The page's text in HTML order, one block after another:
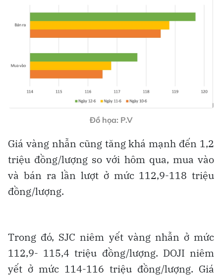
Đồ họa: P.V
Giá vàng nhẫn cũng tăng khá mạnh đến 1,2
triệu đồng/lượng so với hôm qua, mua vào
và bán ra lần lượt ở mức 112,9-118 triệu
đồng/lượng.
Trong đó, SJC niêm yết vàng nhẫn ở mức
112,9- 115,4 triệu đồng/lượng. DOJI niêm
yết ở mức 114-116 triệu đồng/lượng. Giá